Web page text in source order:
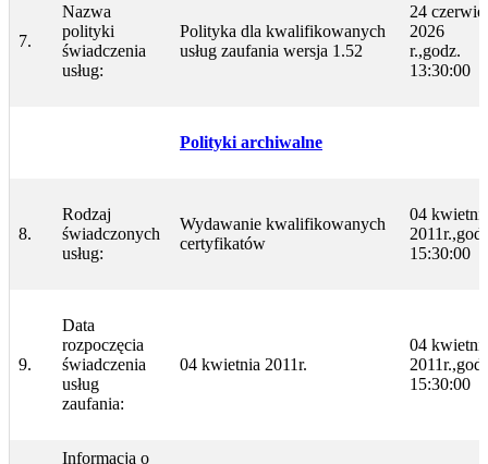
7.
Nazwa
polityki
świadczenia
usług:
Polityka dla kwalifikowanych
usług zaufania wersja 1.52
24
2026
r.,godz.
13:30:00
Polityki archiwalne
8.
Rodzaj
świadczonych
usług:
Wydawanie kwalifikowanych
certyfikatów
04
15:30:00
9.
Data
rozpoczęcia
świadczenia
usług
zaufania:
04 kwietnia 2011r.
04
15:30:00
Informacja o